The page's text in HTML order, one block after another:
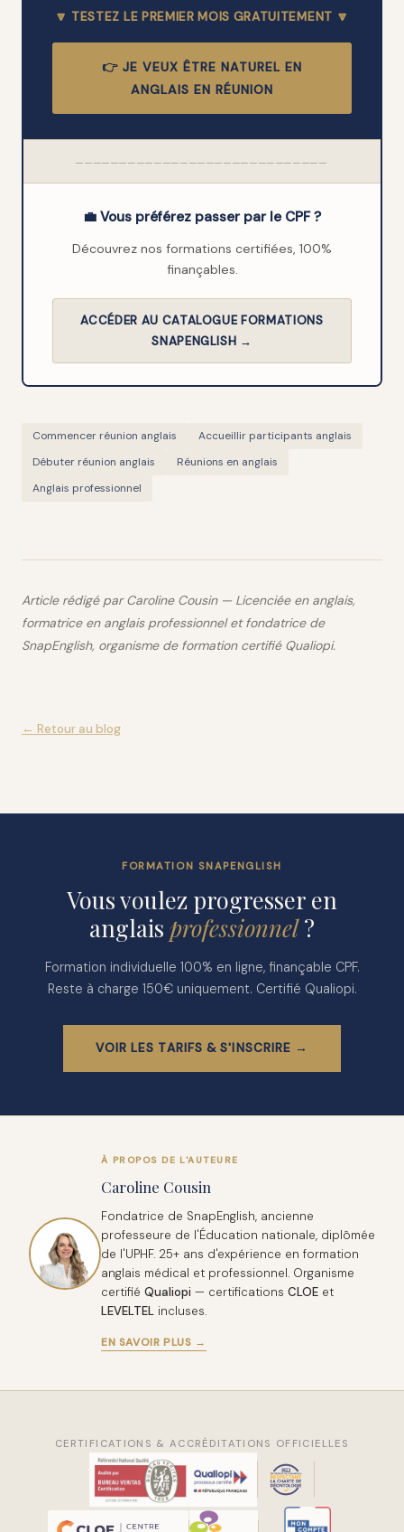
🔽 TESTEZ LE PREMIER MOIS GRATUITEMENT 🔽
👉 JE VEUX ÊTRE NATUREL EN
ANGLAIS EN RÉUNION
─────────────────────────────
💼 Vous préférez passer par le CPF ?
Découvrez nos formations certifiées, 100%
finançables.
ACCÉDER AU CATALOGUE FORMATIONS
SNAPENGLISH →
Commencer réunion anglais
Accueillir participants anglais
Débuter réunion anglais
Réunions en anglais
Anglais professionnel
Article rédigé par Caroline Cousin — Licenciée en anglais,
formatrice en anglais professionnel et fondatrice de
SnapEnglish, organisme de formation certifié Qualiopi.
← Retour au blog
FORMATION SNAPENGLISH
Vous voulez progresser en
anglais professionnel?
Formation individuelle 100% en ligne, finançable CPF.
Reste à charge 150€ uniquement. Certifié Qualiopi.
VOIR LES TARIFS & S'INSCRIRE →
À PROPOS DE L'AUTEURE
Caroline Cousin
Fondatrice de SnapEnglish, ancienne
professeure de l'Éducation nationale, diplômée
de l'UPHF. 25+ ans d'expérience en formation
anglais médical et professionnel. Organisme
certifié Qualiopi — certifications CLOE et
LEVELTEL incluses.
EN SAVOIR PLUS →
CERTIFICATIONS & ACCRÉDITATIONS OFFICIELLES